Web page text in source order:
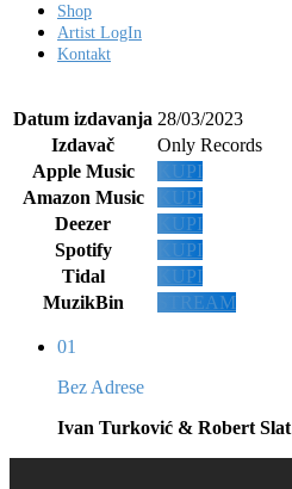
Shop
Artist LogIn
Kontakt
Datum izdavanja 28/03/2023
Izdavač
Only Records
Apple Music
KUPI
Amazon Music
KUPI
Deezer
KUPI
Spotify
KUPI
Tidal
KUPI
MuzikBin
STREAM
01
Bez Adrese
Ivan Turković & Robert Slat